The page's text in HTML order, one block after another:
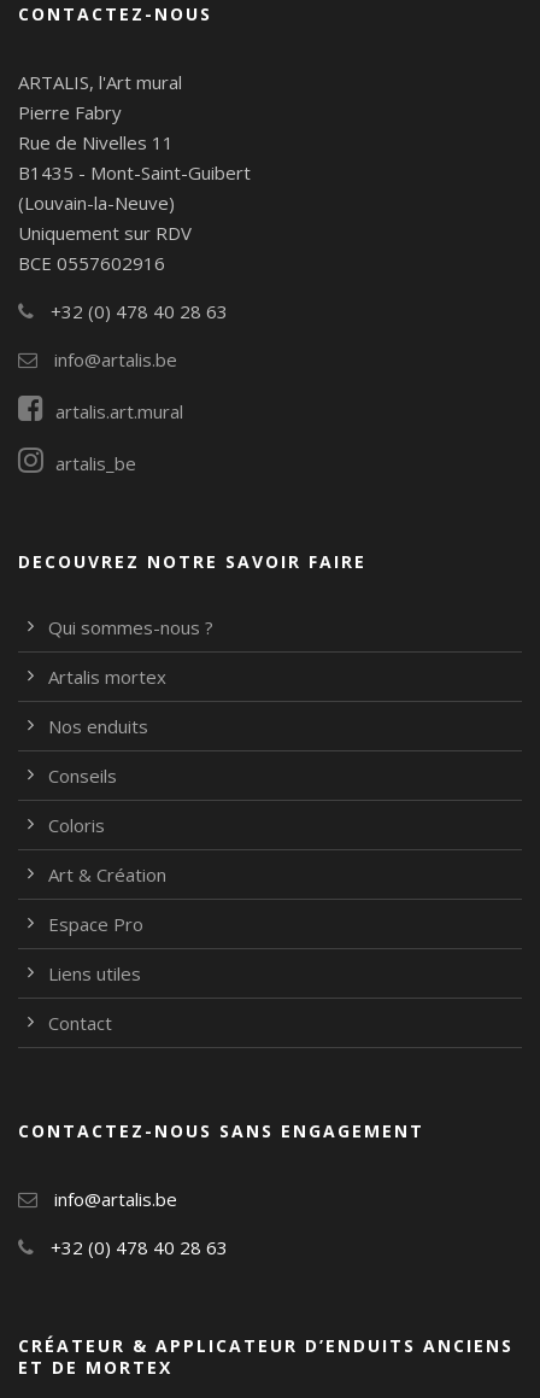
CONTACTEZ-NOUS
ARTALIS, l'Art mural
Pierre Fabry
Rue de Nivelles 11
B1435 - Mont-Saint-Guibert
(Louvain-la-Neuve)
Uniquement sur RDV
BCE 0557602916
+32 (0) 478 40 28 63
info@artalis.be
artalis.art.mural
artalis_be
DECOUVREZ NOTRE SAVOIR FAIRE
Qui sommes-nous ?
Artalis mortex
Nos enduits
Conseils
Coloris
Art & Création
Espace Pro
Liens utiles
Contact
CONTACTEZ-NOUS SANS ENGAGEMENT
info@artalis.be
+32 (0) 478 40 28 63
CRÉATEUR & APPLICATEUR D’ENDUITS ANCIENS
ET DE MORTEX